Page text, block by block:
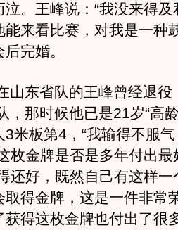
。王峰说：“我没来得
来看比赛，对我是一种
完婚。
东省队的王峰曾经退役
，那时候他已是21岁“高
米板第4，“我输得不服
枚金牌是否是多年付出
还好，既然自己有这样
得金牌，这是一件非常
得这枚金牌也付出了很